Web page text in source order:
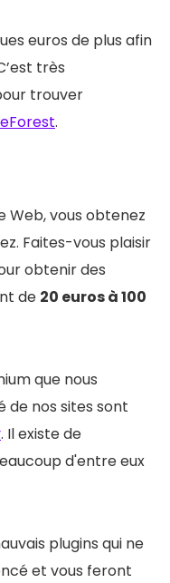
euros de plus afin
très
trouver
.
Web, vous obtenez
Faites-vous plaisir
obtenir des
de 20 euros à 100
que nous
de nos sites sont
. Il existe de
d'entre eux
plugins qui ne
et vous feront